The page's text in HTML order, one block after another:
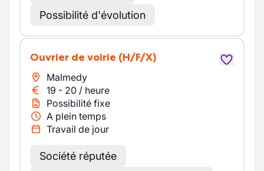
Possibilité d'évolution
Ouvrier de voirie (H/F/X)
Malmedy
19 - 20 / heure
Possibilité fixe
A plein temps
Travail de jour
Société réputée